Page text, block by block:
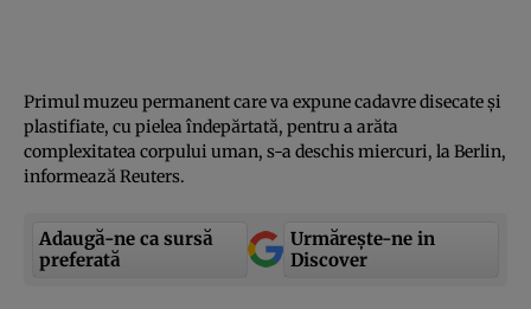
Primul muzeu permanent care va expune cadavre disecate şi
plastifiate, cu pielea îndepărtată, pentru a arăta
complexitatea corpului uman, s-a deschis miercuri, la Berlin,
informează Reuters.
Adaugă-ne ca sursă
preferată
Urmărește-ne in
Discover